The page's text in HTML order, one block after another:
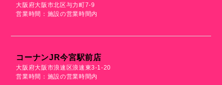
大阪府大阪市北区与力町7-9
営業時間：施設の営業時間内
コーナンJR今宮駅前店
大阪府大阪市浪速区浪速東3-1-20
営業時間：施設の営業時間内